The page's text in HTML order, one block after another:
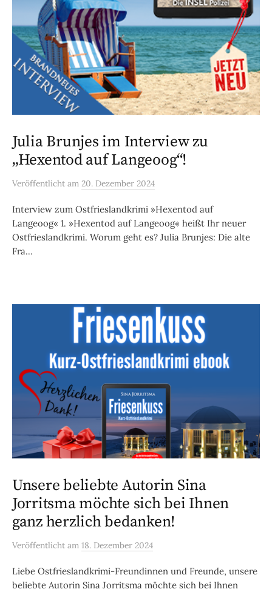
Julia Brunjes im Interview zu
„Hexentod auf Langeoog“!
Veröffentlicht am 20. Dezember 2024
Interview zum Ostfrieslandkrimi »Hexentod auf
Langeoog« 1. »Hexentod auf Langeoog« heißt Ihr neuer
Ostfrieslandkrimi. Worum geht es? Julia Brunjes: Die alte
Fra...
Unsere beliebte Autorin Sina
Jorritsma möchte sich bei Ihnen
ganz herzlich bedanken!
Veröffentlicht am 18. Dezember 2024
Liebe Ostfrieslandkrimi-Freundinnen und Freunde, unsere
beliebte Autorin Sina Jorritsma möchte sich bei Ihnen